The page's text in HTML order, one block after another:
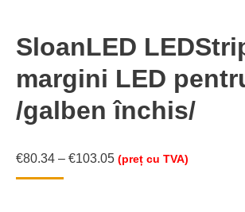
SloanLED
margini LED
/galben închis/
€80.34 – €103.05 (preț cu TVA)